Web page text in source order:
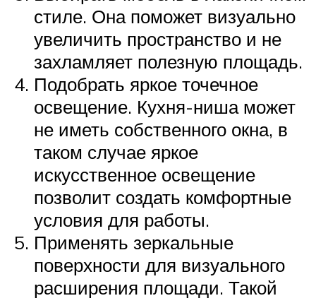
стиле. Она поможет визуально
увеличить пространство и не
захламляет полезную площадь.
Подобрать яркое точечное
освещение. Кухня-ниша может
не иметь собственного окна, в
таком случае яркое
искусственное освещение
позволит создать комфортные
условия для работы.
Применять зеркальные
поверхности для визуального
расширения площади. Такой